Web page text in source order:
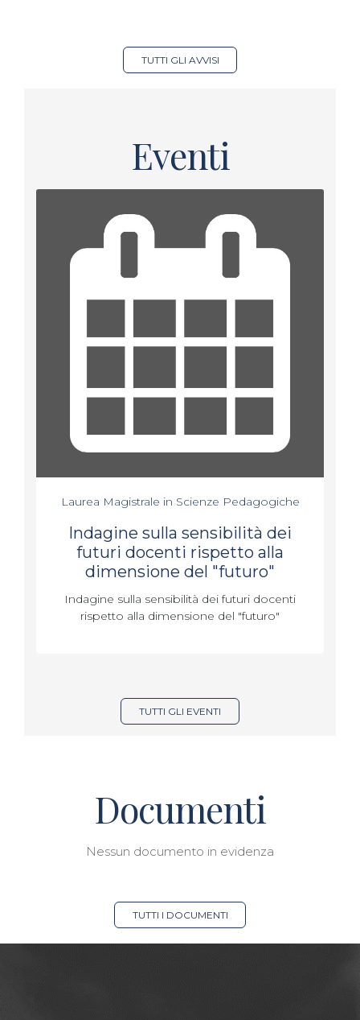
TUTTI GLI AVVISI
Eventi
Laurea Magistrale in Scienze Pedagogiche
Indagine sulla sensibilità dei
futuri docenti rispetto alla
dimensione del "futuro"
Indagine sulla sensibilità dei futuri docenti
rispetto alla dimensione del "futuro"
TUTTI GLI EVENTI
Documenti
Nessun documento in evidenza
TUTTI I DOCUMENTI